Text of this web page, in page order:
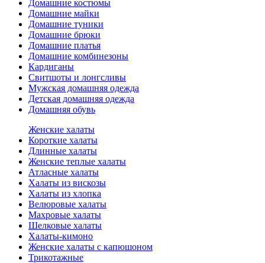
Домашние костюмы
Домашние майки
Домашние туники
Домашние брюки
Домашние платья
Домашние комбинезоны
Кардиганы
Свитшоты и лонгсливы
Мужская домашняя одежда
Детская домашняя одежда
Домашняя обувь
Женские халаты
Короткие халаты
Длинные халаты
Женские теплые халаты
Атласные халаты
Халаты из вискозы
Халаты из хлопка
Велюровые халаты
Махровые халаты
Шелковые халаты
Халаты-кимоно
Женские халаты с капюшоном
Трикотажные